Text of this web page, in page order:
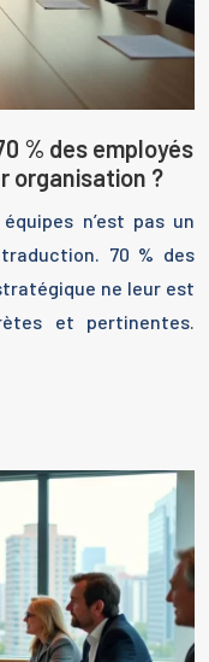
% des employés
organisation ?
n’est pas un
70 % des
ne leur est
et pertinentes.